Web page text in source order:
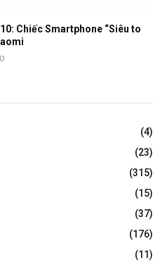
Chiếc Smartphone “Siêu to
0
(4)
(23)
(315)
(15)
(37)
(176)
(11)